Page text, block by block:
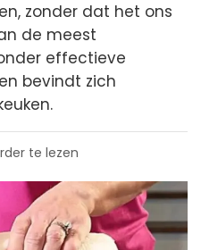
zonder dat het ons
de meest
effectieve
bevindt zich
te lezen